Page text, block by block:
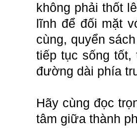
không phải thốt
lĩnh để đối mặt
cùng, quyển
tiếp tục sống
đường dài phía
Hãy cùng đọc
tâm giữa thành